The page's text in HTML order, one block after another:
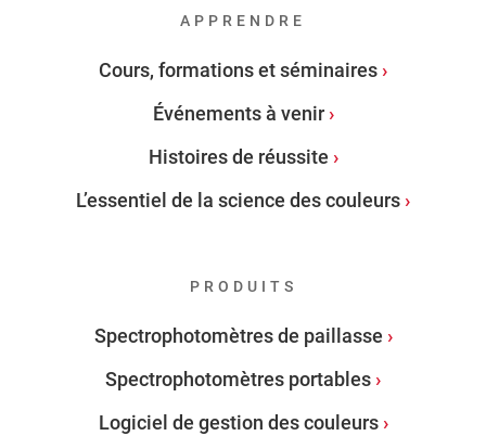
APPRENDRE
Cours, formations et séminaires
Événements à venir
Histoires de réussite
L’essentiel de la science des couleurs
PRODUITS
Spectrophotomètres de paillasse
Spectrophotomètres portables
Logiciel de gestion des couleurs